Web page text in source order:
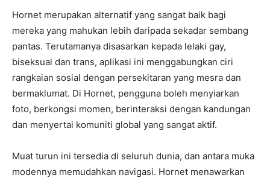
Hornet merupakan alternatif yang sangat baik bagi
mereka yang mahukan lebih daripada sekadar sembang
pantas. Terutamanya disasarkan kepada lelaki gay,
biseksual dan trans, aplikasi ini menggabungkan ciri
rangkaian sosial dengan persekitaran yang mesra dan
bermaklumat. Di Hornet, pengguna boleh menyiarkan
foto, berkongsi momen, berinteraksi dengan kandungan
dan menyertai komuniti global yang sangat aktif.
Muat turun ini tersedia di seluruh dunia, dan antara muka
modennya memudahkan navigasi. Hornet menawarkan